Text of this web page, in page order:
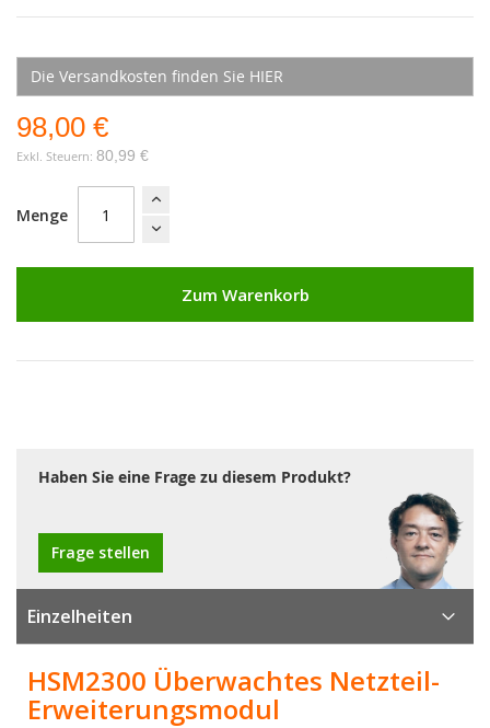
Die Versandkosten finden Sie HIER
98,00 €
80,99 €
Menge
Zum Warenkorb
Haben Sie eine Frage zu diesem Produkt?
Frage stellen
Einzelheiten
HSM2300 Überwachtes Netzteil-
Erweiterungsmodul